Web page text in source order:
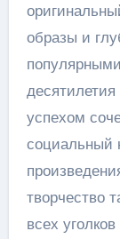
образы и
успехом
социальный
творчество
всех